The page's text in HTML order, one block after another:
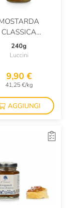
CLASSICA
CREMONESE
240g
Luccini
9,90 €
41,25 €/kg
AGGIUNGI